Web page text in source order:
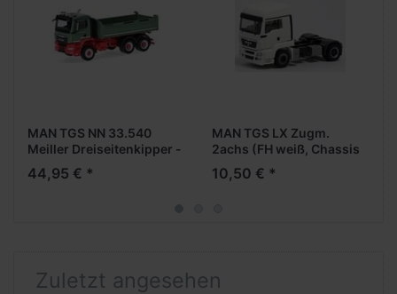
MAN TGS NN 33.540
Meiller Dreiseitenkipper -
- MAN Promotion-Modell
--
44,95 € *
MAN TGS LX Zugm.
2achs (FH weiß, Chassis
schwarz)
10,50 € *
Zuletzt angesehen